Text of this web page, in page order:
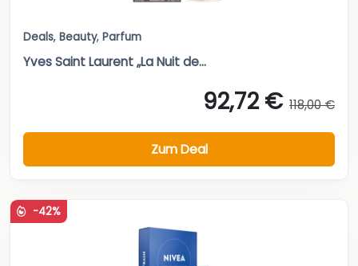
Deals, Beauty, Parfum
Yves Saint Laurent „La Nuit de...
92,72 € 118,00 €
Zum Deal
-42%